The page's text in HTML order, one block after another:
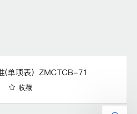
(单项表）ZMCTCB-71
收藏